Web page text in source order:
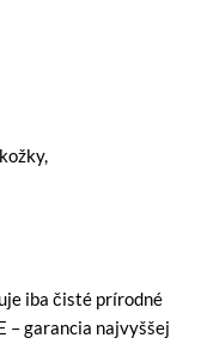
iba čisté prírodné
– garancia najvyššej